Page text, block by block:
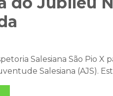
Salesiana São Pio X
Salesiana (AJS).